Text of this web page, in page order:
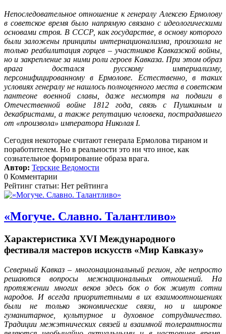
Непоследовательное отношение к генералу Алексею Ермолову
в советское время было напрямую связано с идеологическими
основами строя. В СССР, как государстве, в основу которого
были заложены принципы интернационализма, произошла не
только реабилитация горцев – участников Кавказской войны,
но и закрепление за ними роли героев Кавказа. При этом образ
врага достался русскому империализму,
персонифицированному в Ермолове. Естественно, в таких
условиях генералу не нашлось полноценного места в советском
пантеоне военной славы, даже несмотря на подвиги в
Отечественной войне 1812 года, связь с Пушкиным и
декабристами, а также репутацию человека, пострадавшего
от «произвола» императора Николая I.
Сегодня некоторые считают генерала Ермолова тираном и
поработителем. Но в реальности это ни что иное, как
сознательное формирование образа врага.
Автор: Терские Ведомости
0 Комментарии
Рейтинг статьи: Нет рейтинга
«Могуче. Славно. Талантливо»
Характеристика XVI Международного
фестиваля мастеров искусств «Мир Кавказу»
Северный Кавказ – многонациональный регион, где непросто
решаются вопросы межнациональных отношений. На
протяжении многих веков здесь бок о бок живут сотни
народов. И всегда приоритетными в их взаимоотношениях
были не только экономические связи, но и широкое
гуманитарное, культурное и духовное сотрудничество.
Традиции межэтнических связей и взаимной толерантности